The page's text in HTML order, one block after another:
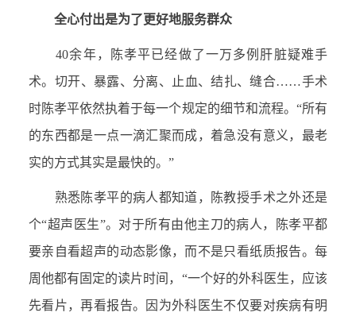
全心付出是为了更好地服务群众
40余年，陈孝平已经做了一万多例肝脏疑难手
术。切开、暴露、分离、止血、结扎、缝合……手术
时陈孝平依然执着于每一个规定的细节和流程。“所有
的东西都是一点一滴汇聚而成，着急没有意义，最老
实的方式其实是最快的。”
熟悉陈孝平的病人都知道，陈教授手术之外还是
个“超声医生”。对于所有由他主刀的病人，陈孝平都
要亲自看超声的动态影像，而不是只看纸质报告。每
周他都有固定的读片时间，“一个好的外科医生，应该
先看片，再看报告。因为外科医生不仅要对疾病有明